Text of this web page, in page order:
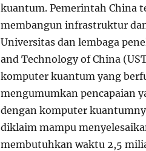
kuantum. Pemerintah China
membangun infrastruktur
Universitas dan lembaga
and Technology of China
komputer kuantum yang
mengumumkan pencapaian
dengan komputer
diklaim mampu
membutuhkan waktu 2,5